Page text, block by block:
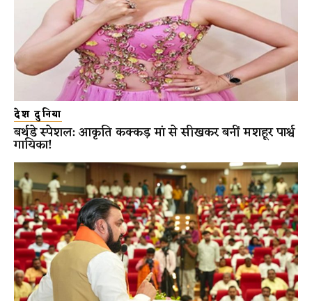
देश दुनिया
बर्थडे स्पेशल: आकृति कक्कड़ मां से सीखकर बनीं मशहूर पार्श्व
गायिका!